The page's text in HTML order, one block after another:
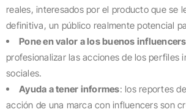
reales, interesados por el producto que se
definitiva, un público realmente potencial
Pone en valor a los buenos influencers
profesionalizar las acciones de los perfiles
sociales.
Ayuda a tener informes: los reportes
acción de una marca con influencers son